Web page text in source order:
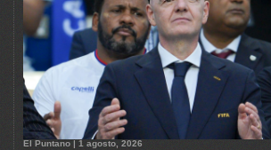
El Puntano | 1 agosto, 2026